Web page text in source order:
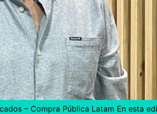
– Compra Pública Latam En esta